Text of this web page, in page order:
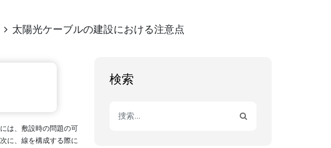
太陽光ケーブルの建設における注意点
は、敷設時の問題の可
に、線を構成する際に
検索